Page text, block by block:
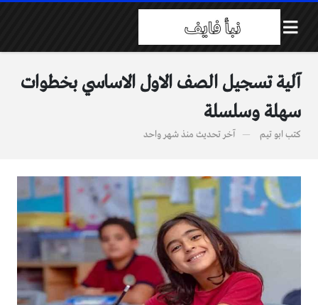
آلية تسجيل الصف الاول الاساسي بخطوات
سهلة وسلسلة
كتب ابو تيم آخر تحديث منذ شهر واحد